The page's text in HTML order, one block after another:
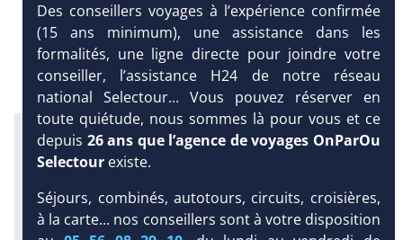
DEMANDE
D’INFORMATIONS
DEVIS /
RÉSERVATION
Infos météo :
26 °C
4 mm
Infos plages :
Dist.
Distance:
< 100 m
Long.
Longueur
5 km
Des conseillers voyages à l’expérience confirmée
(15 ans minimum), une assistance dans les
formalités, une ligne directe pour joindre votre
conseiller, l’assistance H24 de notre réseau
national Selectour... Vous pouvez réserver en
toute quiétude, nous sommes là pour vous et ce
depuis 26 ans que l’agence de voyages OnParOu
Selectour existe.
Séjours, combinés, autotours, circuits, croisières,
à la carte... nos conseillers sont à votre disposition